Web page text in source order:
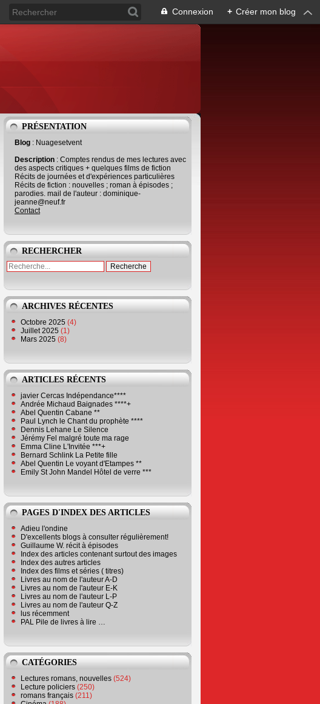
Connexion + Créer mon blog
PRÉSENTATION
Blog : Nuagesetvent
Description : Comptes rendus de mes lectures avec
des aspects critiques + quelques films de fiction
Récits de journées et d'expériences particulières
Récits de fiction : nouvelles ; roman à épisodes ;
parodies. mail de l'auteur : dominique-
jeanne@neuf.fr
Contact
RECHERCHER
ARCHIVES RÉCENTES
Octobre 2025 (4)
Juillet 2025 (1)
Mars 2025 (8)
ARTICLES RÉCENTS
javier Cercas Indépendance****
Andrée Michaud Baignades ****+
Abel Quentin Cabane **
Paul Lynch le Chant du prophète ****
Dennis Lehane Le Silence
Jérémy Fel malgré toute ma rage
Emma Cline L'Invitée ***+
Bernard Schlink La Petite fille
Abel Quentin Le voyant d'Etampes **
Emily St John Mandel Hôtel de verre ***
PAGES D'INDEX DES ARTICLES
Adieu l'ondine
D'excellents blogs à consulter régulièrement!
Guillaume W. récit à épisodes
Index des articles contenant surtout des images
Index des autres articles
Index des films et séries ( titres)
Livres au nom de l'auteur A-D
Livres au nom de l'auteur E-K
Livres au nom de l'auteur L-P
Livres au nom de l'auteur Q-Z
lus récemment
PAL Pile de livres à lire …
CATÉGORIES
Lectures romans, nouvelles (524)
Lecture policiers (250)
romans français (211)